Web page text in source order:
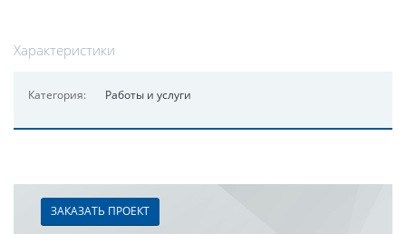
Характеристики
Категория: Работы и услуги
ЗАКАЗАТЬ ПРОЕКТ